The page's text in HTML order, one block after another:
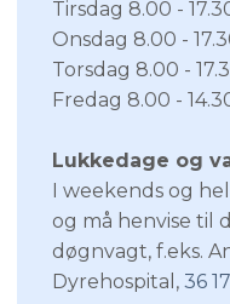
​Tirsdag 8.00 -
​Onsdag 8.00 -
​Torsdag 8.00 -
Fredag 8.00 -
Lukkedage og
I weekends og
og må henvise til
døgnvagt, f.eks.
Dyrehospital,36